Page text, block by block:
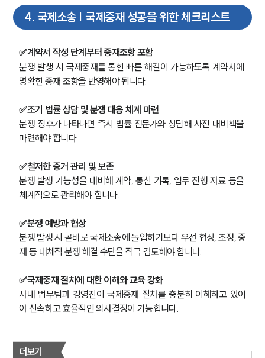
대륜법률상담예약
4. 국제소송 | 국제중재 성공을 위한 체크리스트
✅계약서 작성 단계부터 중재조항 포함
분쟁 발생 시 국제중재를 통한 빠른 해결이 가능하도록 계약서에
명확한 중재 조항을 반영해야 됩니다.
✅조기 법률 상담 및 분쟁 대응 체계 마련
분쟁 징후가 나타나면 즉시 법률 전문가와 상담해 사전 대비책을
마련해야 합니다.
✅철저한 증거 관리 및 보존
분쟁 발생 가능성을 대비해 계약, 통신 기록, 업무 진행 자료 등을
체계적으로 관리해야 합니다.
✅분쟁 예방과 협상
분쟁 발생 시 곧바로 국제소송에 돌입하기보다 우선 협상, 조정, 중
재 등 대체적 분쟁 해결 수단을 적극 검토해야 합니다.
✅국제중재 절차에 대한 이해와 교육 강화
사내 법무팀과 경영진이 국제중재 절차를 충분히 이해하고 있어
야 신속하고 효율적인 의사결정이 가능합니다.
더보기